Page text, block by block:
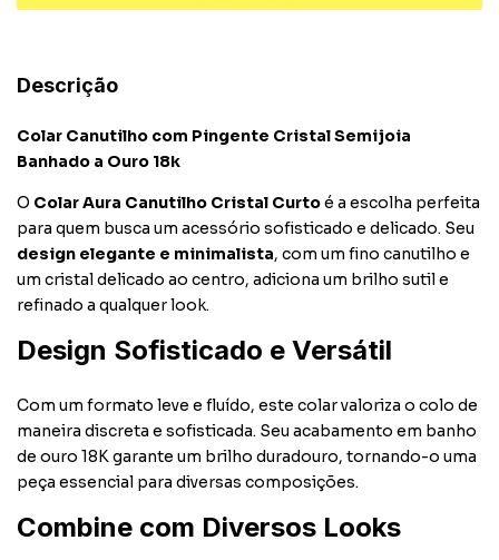
Descrição
Colar Canutilho com Pingente Cristal Semijoia
Banhado a Ouro 18k
O Colar Aura Canutilho Cristal Curtoé a escolha perfeita
para quem busca um acessório sofisticado e delicado. Seu
design elegante e minimalista, com um fino canutilho e
um cristal delicado ao centro, adiciona um brilho sutil e
refinado a qualquer look.
Design Sofisticado e Versátil
Com um formato leve e fluído, este colar valoriza o colo de
maneira discreta e sofisticada. Seu acabamento em banho
de ouro 18K garante um brilho duradouro, tornando-o uma
peça essencial para diversas composições.
Combine com Diversos Looks